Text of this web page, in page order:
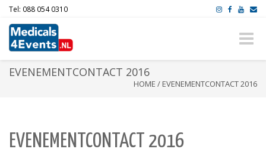
Tel: 088 054 0310
Toggle
EVENEMENTCONTACT 2016
HOME / EVENEMENTCONTACT 2016
EVENEMENTCONTACT 2016